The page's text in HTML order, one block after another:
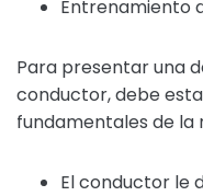
Entrenamiento
Para presentar una
conductor, debe
fundamentales de la
El conductor le